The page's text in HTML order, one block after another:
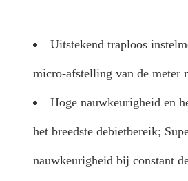
Uitstekend traploos
micro-afstelling van de meter
Hoge nauwkeurigheid en
het breedste debietbereik;
nauwkeurigheid bij constant